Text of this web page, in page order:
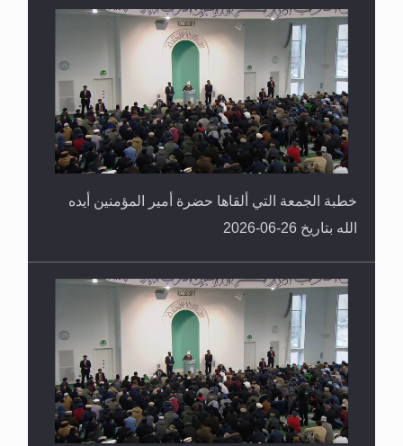
خطبة الجمعة التي ألقاها حضرة أمير المؤمنين أيده
الله بتاريخ 26-06-2026